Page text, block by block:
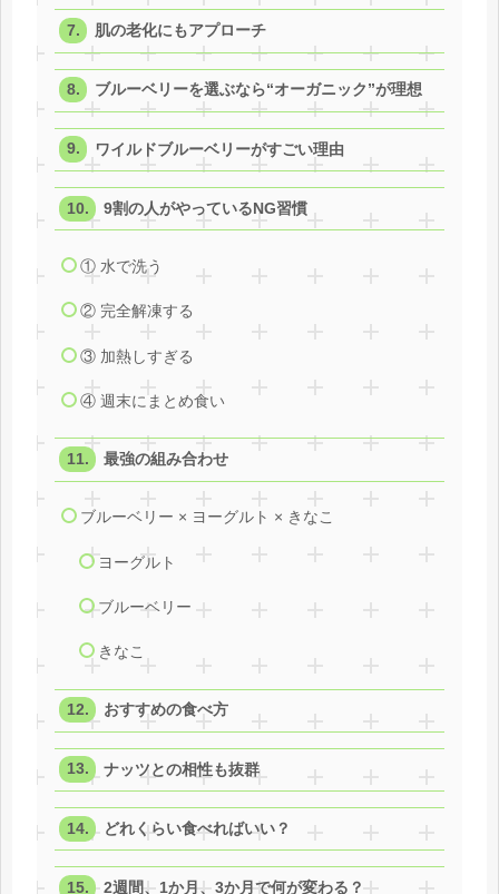
肌の老化にもアプローチ
ブルーベリーを選ぶなら“オーガニック”が理想
ワイルドブルーベリーがすごい理由
9割の人がやっているNG習慣
① 水で洗う
② 完全解凍する
③ 加熱しすぎる
④ 週末にまとめ食い
最強の組み合わせ
ブルーベリー × ヨーグルト × きなこ
ヨーグルト
ブルーベリー
きなこ
おすすめの食べ方
ナッツとの相性も抜群
どれくらい食べればいい？
2週間、1か月、3か月で何が変わる？